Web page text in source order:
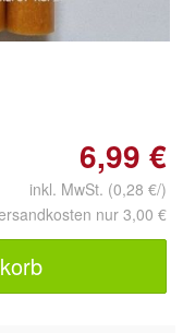
6,99 €
inkl. MwSt. (0,28 €/)
nur 3,00 €